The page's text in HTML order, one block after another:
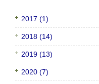
2017 (1)
2018 (14)
2019 (13)
2020 (7)